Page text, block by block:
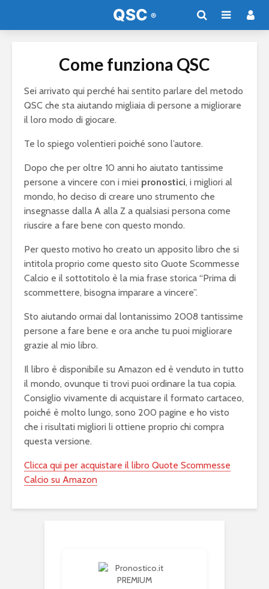
Come funziona QSC
Sei arrivato qui perché hai sentito parlare del metodo
QSC che sta aiutando migliaia di persone a migliorare
il loro modo di giocare.
Te lo spiego volentieri poiché sono l’autore.
Dopo che per oltre 10 anni ho aiutato tantissime
persone a vincere con i miei pronostici, i migliori al
mondo, ho deciso di creare uno strumento che
insegnasse dalla A alla Z a qualsiasi persona come
riuscire a fare bene con questo mondo.
Per questo motivo ho creato un apposito libro che si
intitola proprio come questo sito Quote Scommesse
Calcio e il sottotitolo è la mia frase storica “Prima di
scommettere, bisogna imparare a vincere”.
Sto aiutando ormai dal lontanissimo 2008 tantissime
persone a fare bene e ora anche tu puoi migliorare
grazie al mio libro.
Il libro è disponibile su Amazon ed è venduto in tutto
il mondo, ovunque ti trovi puoi ordinare la tua copia.
Consiglio vivamente di acquistare il formato cartaceo,
poiché è molto lungo, sono 200 pagine e ho visto
che i risultati migliori li ottiene proprio chi compra
questa versione.
Clicca qui per acquistare il libro Quote Scommesse
Calcio su Amazon